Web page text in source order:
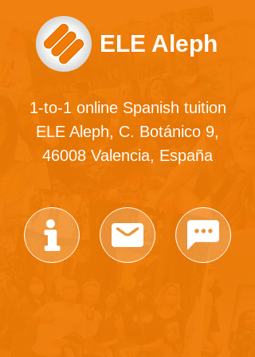
ELE Aleph
1-to-1 online Spanish tuition
ELE Aleph, C. Botánico 9,
46008 Valencia, España